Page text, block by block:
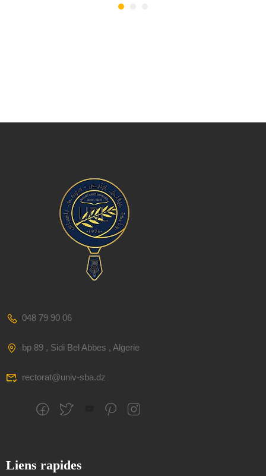
048 79 90 06
bp 89 , Sidi Bel Abbes , Algerie
rectorat@univ-sba.dz
Liens rapides